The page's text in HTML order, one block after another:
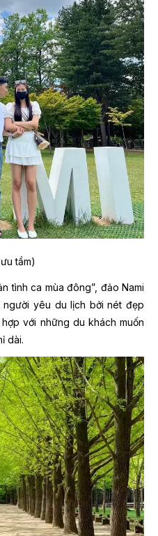
tầm)
tình ca mùa đông”, đảo Nami
người yêu du lịch bởi nét đẹp
với những du khách muốn
dài.